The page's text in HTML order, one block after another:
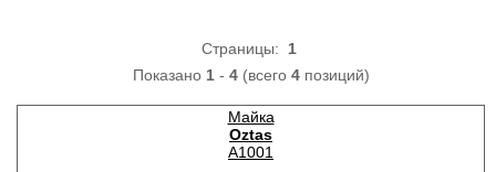
Страницы: 1
Показано 1- 4(всего 4позиций)
Майка
Oztas
A1001